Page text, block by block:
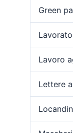
Green
Lavoro
Lettere